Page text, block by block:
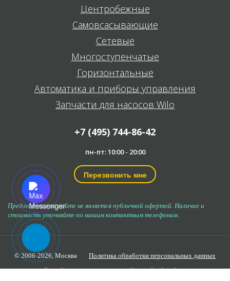
Центробежные
Самовсасывающие
Сетевые
Многоступенчатые
Горизонтальные
Автоматика и приборы управления
Запчасти для насосов Wilo
+7 (495) 744-86-42
пн-пт: 10:00 - 20:00
Перезвонить мне
Предложение на сайте не является публичной офертой. Наличие и
стоимость уточняйте по нашим контактным телефонам.
© 2006-2026,Москва
Политика обработки персональных данных
Разработка и продвижение сайта — Seo4profit.ru